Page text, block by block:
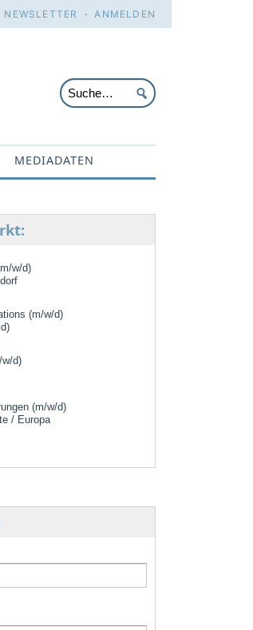
NEWSLETTER ·ANMELDEN
MEDIADATEN
w/d)
(m/w/d)
w/d)
(m/w/d)
/ Europa